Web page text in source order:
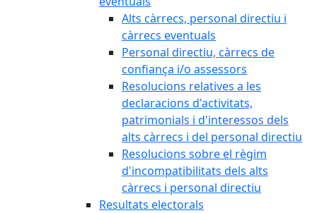
Alts càrrecs, personal directiu i
càrrecs eventuals
Personal directiu, càrrecs de
confiança i/o assessors
Resolucions relatives a les
declaracions d'activitats,
patrimonials i d'interessos dels
alts càrrecs i del personal directiu
Resolucions sobre el règim
d'incompatibilitats dels alts
càrrecs i personal directiu
Resultats electorals